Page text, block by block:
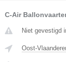
C-Air
Niet gevestigd
Oost-